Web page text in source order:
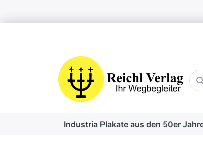
Industria Plakate aus den 50er